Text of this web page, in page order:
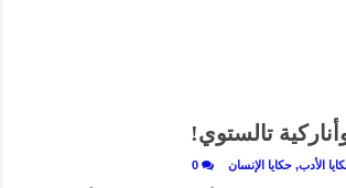
تالستوي!
الأدب, حكايا الإنسان 0